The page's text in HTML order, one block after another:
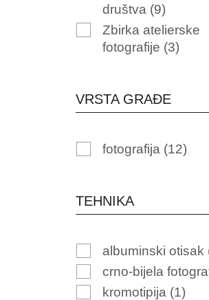
društva (9)
Zbirka atelierske
fotografije (3)
VRSTA GRAĐE
fotografija (12)
TEHNIKA
albuminski otisak
crno-bijela
kromotipija (1)